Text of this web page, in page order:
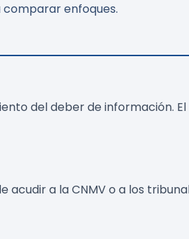
comparar enfoques.
del deber de información. El
a la CNMV o a los